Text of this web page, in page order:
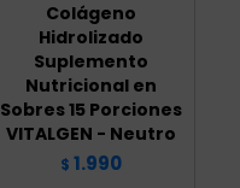
Colágeno
Hidrolizado
Suplemento
Nutricional en
Sobres 15 Porciones
VITALGEN - Neutro
$ 1.990